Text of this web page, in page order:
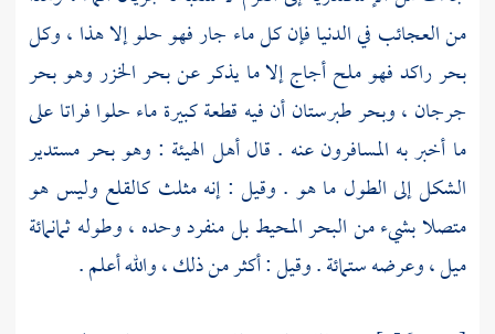
من العجائب في الدنيا فإن كل ماء جار فهو حلو إلا هذا ، وكل
بحر راكد فهو ملح أجاج إلا ما يذكر عنبحر الخزروهو بحر
جرجان ، وبحرطبرستانأن فيه قطعة كبيرة ماء حلوا فراتا على
ما أخبر به المسافرون عنه . قال أهل الهيئة : وهو بحر مستدير
الشكل إلى الطول ما هو . وقيل : إنه مثلث كالقلع وليس هو
متصلا بشيء من البحر المحيط بل منفرد وحده ، وطوله ثمانمائة
ميل ، وعرضه ستمائة . وقيل : أكثر من ذلك ، والله أعلم .